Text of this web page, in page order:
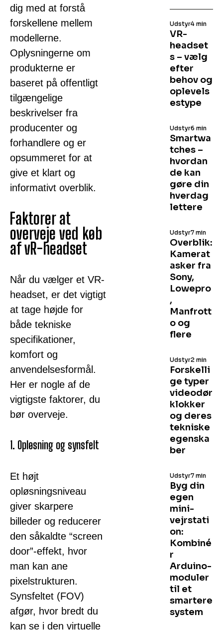
dig med at forstå
forskellene mellem
modellerne.
Oplysningerne om
produkterne er
baseret på offentligt
tilgængelige
beskrivelser fra
producenter og
forhandlere og er
opsummeret for at
give et klart og
informativt overblik.
Faktorer at
overveje ved køb
af vR-headset
Når du vælger et VR-
headset, er det vigtigt
at tage højde for
både tekniske
specifikationer,
komfort og
anvendelsesformål.
Her er nogle af de
vigtigste faktorer, du
bør overveje.
1. Opløsning og synsfelt
Et højt
opløsningsniveau
giver skarpere
billeder og reducerer
den såkaldte “screen
door”-effekt, hvor
man kan ane
pixelstrukturen.
Synsfeltet (FOV)
afgør, hvor bredt du
kan se i den virtuelle
VR-
headset
s – vælg
efter
behov og
oplevels
estype
Udstyr4 min
Smartwa
tches –
hvordan
de kan
gøre din
hverdag
lettere
Udstyr6 min
Overblik:
Kamerat
asker fra
Sony,
Lowepro
,
Manfrott
o og
flere
Udstyr7 min
Forskelli
ge typer
videodør
klokker
og deres
tekniske
egenska
ber
Udstyr2 min
Byg din
egen
mini-
vejrstati
on:
Kombiné
r
Arduino-
moduler
til et
smartere
system
Udstyr7 min